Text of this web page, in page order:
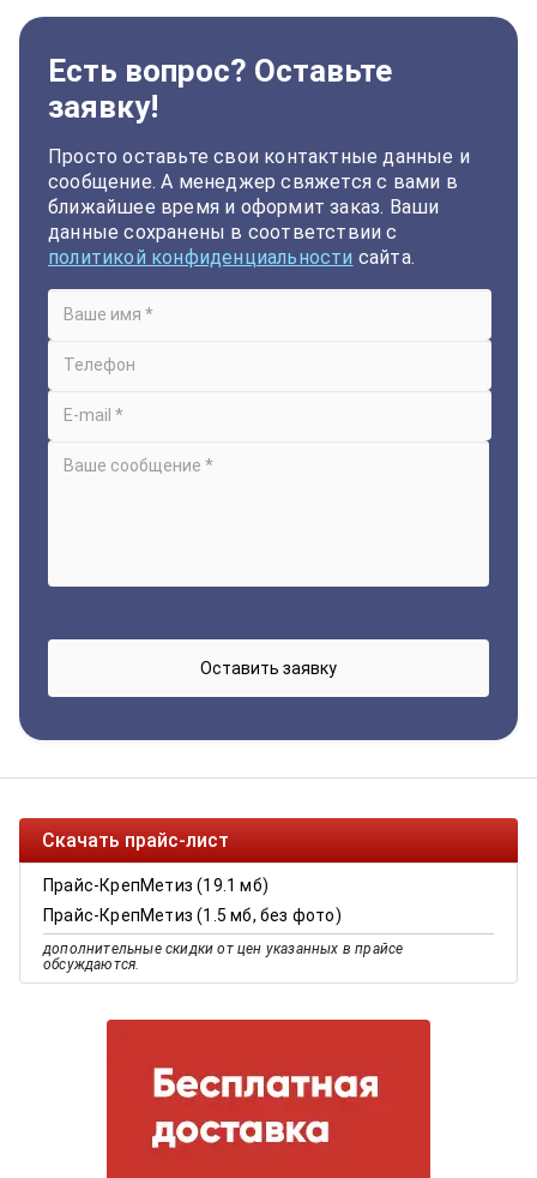
Есть вопрос? Оставьте
заявку!
Просто оставьте свои контактные данные и
сообщение. А менеджер свяжется с вами в
ближайшее время и оформит заказ. Ваши
данные сохранены в соответствии с
политикой конфиденциальности сайта.
Скачать прайс-лист
Прайс-КрепМетиз (19.1 мб)
Прайс-КрепМетиз (1.5 мб, без фото)
дополнительные скидки от цен указанных в прайсе
обсуждаются.